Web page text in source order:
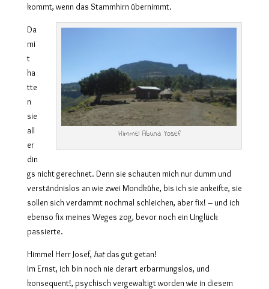
kommt, wenn das Stammhirn übernimmt.
Himmel Abuna Yosef
Da
mi
t
ha
tte
n
sie
all
er
din
gs nicht gerechnet. Denn sie schauten mich nur dumm und
verständnislos an wie zwei Mondkühe, bis ich sie ankeifte, sie
sollen sich verdammt nochmal schleichen, aber fix! – und ich
ebenso fix meines Weges zog, bevor noch ein Unglück
passierte.
Himmel Herr Josef, hatdas gut getan!
Im Ernst, ich bin noch nie derart erbarmungslos, und
konsequent!, psychisch vergewaltigt worden wie in diesem